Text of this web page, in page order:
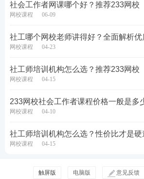
全部学习资料，线上线下同步学习，
校。
■智能线上题库，随身刷题，查漏补
233网校题库覆盖初 / 中 / 高社工全
维智学工具，打造高效刷题闭环，解
慢、错题反复错、主观题不会答”
模式含章节练习、历年真题、模拟
专项突破分层训练，学完课程立刻
社会工作者网课哪个好？推荐233网校
网校课程 06-09
社工哪个网校老师讲得好？全面解析
网校课程 04-23
社工师培训机构怎么选？推荐233网校
网校课程 04-15
233网校社会工作者课程价格一般是多
网校课程 04-10
社工师培训机构怎么选？性价比才是硬
网校课程 04-15
触屏版 电脑版 意见反馈